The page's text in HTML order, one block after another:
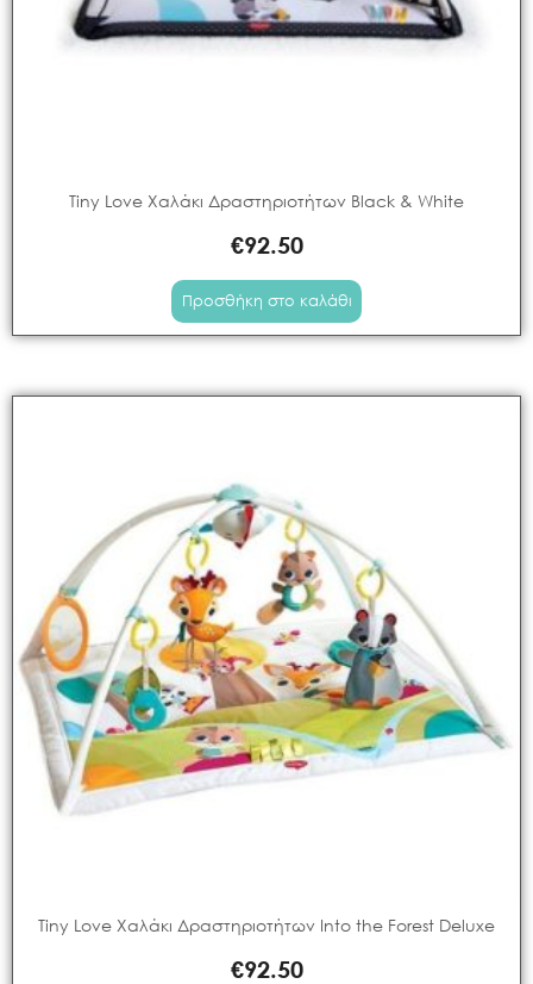
Tiny Love Χαλάκι Δραστηριοτήτων Black & White
€92.50
Προσθήκη στο καλάθι
Tiny Love Χαλάκι Δραστηριοτήτων Into the Forest Deluxe
€92.50